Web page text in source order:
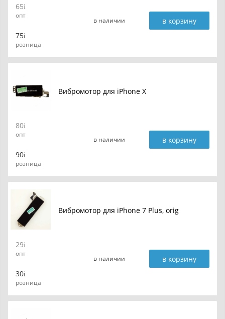
65
опт
75
розница
в наличии в корзину
Вибромотор для iPhone X
80
опт
90
розница
в наличии в корзину
Вибромотор для iPhone 7 Plus, orig
29
опт
30
розница
в наличии в корзину